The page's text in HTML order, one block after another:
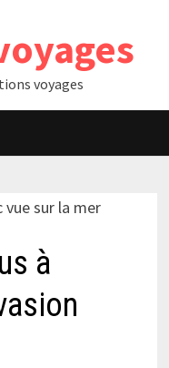
voyages
à